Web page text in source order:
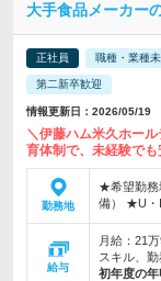
大手食品メーカー
正社員 職種・業種
第二新卒歓迎
情報更新日：2026/05/19
＼伊藤ハム米久ホー
育体制で、未経験でも
勤務地
★希望勤務
備） ★U・I
給与
月給：21
スキル、
初年度の年